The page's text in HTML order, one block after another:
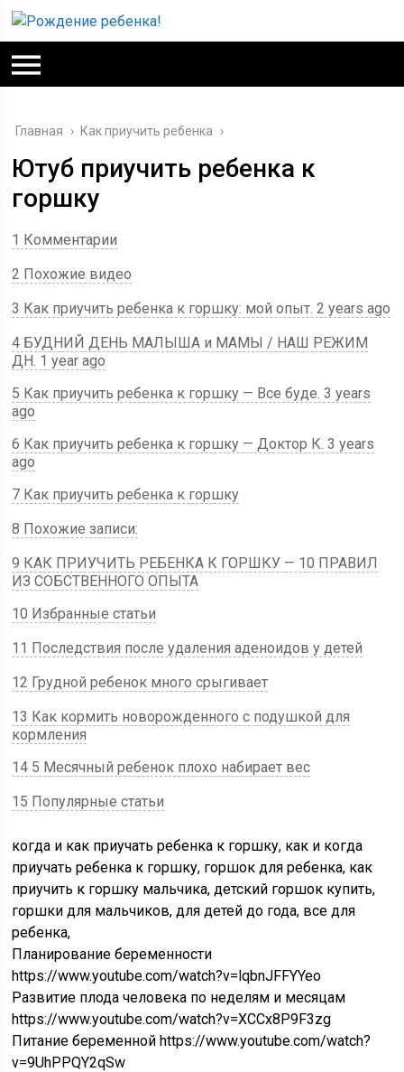
Главная › Как приучить ребенка ›
Ютуб приучить ребенка к
горшку
1 Комментарии
2 Похожие видео
3 Как приучить ребенка к горшку: мой опыт. 2 years ago
4 БУДНИЙ ДЕНЬ МАЛЫША и МАМЫ / НАШ РЕЖИМ
ДН. 1 year ago
5 Как приучить ребенка к горшку — Все буде. 3 years
ago
6 Как приучить ребенка к горшку — Доктор К. 3 years
ago
7 Как приучить ребенка к горшку
8 Похожие записи:
9 КАК ПРИУЧИТЬ РЕБЕНКА К ГОРШКУ — 10 ПРАВИЛ
ИЗ СОБСТВЕННОГО ОПЫТА
10 Избранные статьи
11 Последствия после удаления аденоидов у детей
12 Грудной ребенок много срыгивает
13 Как кормить новорожденного с подушкой для
кормления
14 5 Месячный ребенок плохо набирает вес
15 Популярные статьи
когда и как приучать ребенка к горшку, как и когда
приучать ребенка к горшку, горшок для ребенка, как
приучить к горшку мальчика, детский горшок купить,
горшки для мальчиков, для детей до года, все для
ребенка,
Планирование беременности
https://www.youtube.com/watch?v=lqbnJFFYYeo
Развитие плода человека по неделям и месяцам
https://www.youtube.com/watch?v=XCCx8P9F3zg
Питание беременной https://www.youtube.com/watch?
v=9UhPPQY2qSw